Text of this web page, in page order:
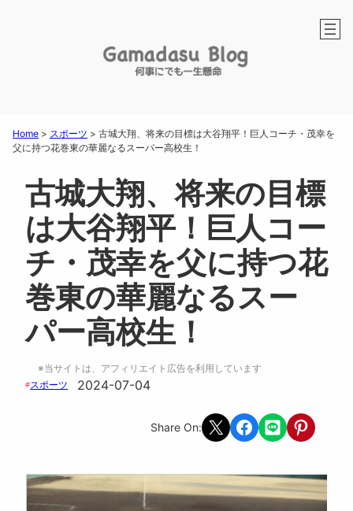
Home > スポーツ > 古城大翔、将来の目標は大谷翔平！巨人コーチ・茂幸を
父に持つ花巻東の華麗なるスーパー高校生！
古城大翔、将来の目標
は大谷翔平！巨人コー
チ・茂幸を父に持つ花
巻東の華麗なるスー
パー高校生！
※当サイトは、アフィリエイト広告を利用しています
#スポーツ 2024-07-04
Share On: Share on X Share on Facebook
Share on LINEShare on